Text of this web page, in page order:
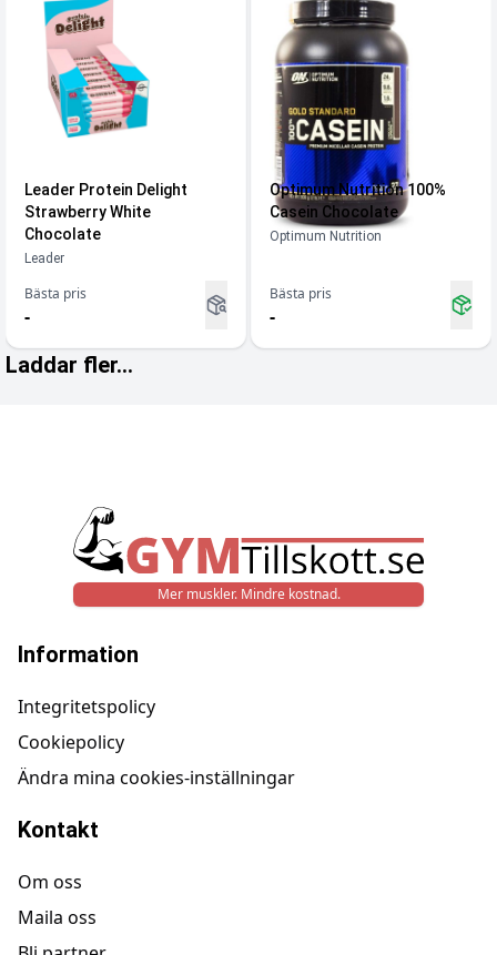
Leader Protein Delight
Strawberry White
Chocolate
Leader
Bästa pris
-
Optimum Nutrition 100%
Casein Chocolate
Optimum Nutrition
Bästa pris
-
Laddar fler...
Mer muskler. Mindre kostnad.
Information
Integritetspolicy
Cookiepolicy
Ändra mina cookies-inställningar
Kontakt
Om oss
Maila oss